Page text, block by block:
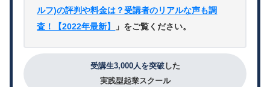
ルフ)の評判や料金は？受講者のリアルな声も調
査！【2022年最新】
」をご覧ください。
受講生3,000人を突破した
実践型起業スクール